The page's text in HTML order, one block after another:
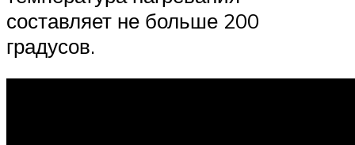
составляет не больше 200
градусов.